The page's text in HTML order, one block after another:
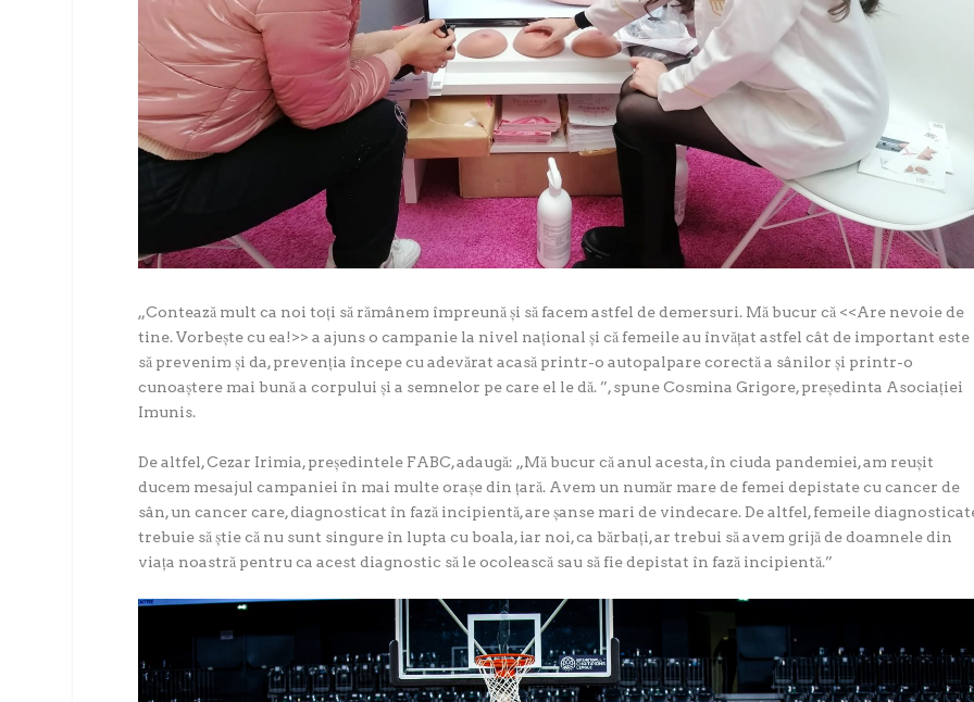
„Contează mult ca noi toți să rămânem împreună și să facem astfel de demersuri. Mă bucur că <<Are nevoie de
tine. Vorbește cu ea!>> a ajuns o campanie la nivel național și că femeile au învățat astfel cât de important este
să prevenim și da, prevenția începe cu adevărat acasă printr-o autopalpare corectă a sânilor și printr-o
cunoaștere mai bună a corpului și a semnelor pe care el le dă. ”, spune Cosmina Grigore, președinta Asociației
Imunis.
De altfel, Cezar Irimia, președintele FABC, adaugă: „Mă bucur că anul acesta, în ciuda pandemiei, am reușit
ducem mesajul campaniei în mai multe orașe din țară. Avem un număr mare de femei depistate cu cancer de
sân, un cancer care, diagnosticat în fază incipientă, are șanse mari de vindecare. De altfel, femeile
trebuie să știe că nu sunt singure în lupta cu boala, iar noi, ca bărbați, ar trebui să avem grijă de doamnele din
viața noastră pentru ca acest diagnostic să le ocolească sau să fie depistat în fază incipientă.”